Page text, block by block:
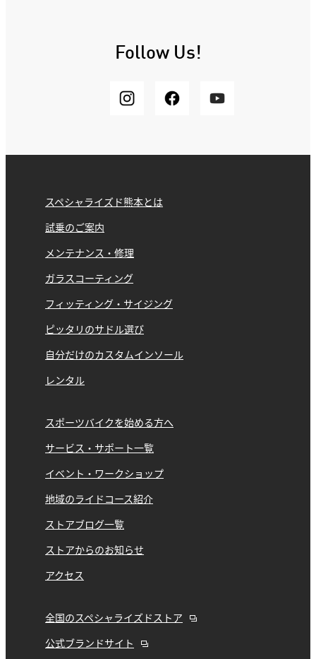
Follow Us!
スペシャライズド熊本とは
試乗のご案内
メンテナンス・修理
ガラスコーティング
フィッティング・サイジング
ピッタリのサドル選び
自分だけのカスタムインソール
レンタル
スポーツバイクを始める方へ
サービス・サポート一覧
イベント・ワークショップ
地域のライドコース紹介
ストアブログ一覧
ストアからのお知らせ
アクセス
全国のスペシャライズドストア
公式ブランドサイト